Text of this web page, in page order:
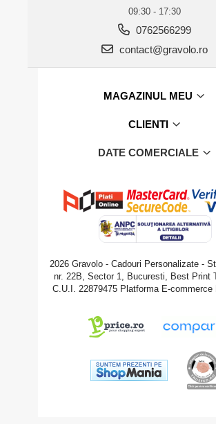
09:30 - 17:30
0762566299
contact@gravolo.ro
MAGAZINUL MEU
CLIENTI
DATE COMERCIALE
2026 Gravolo - Cadouri Personalizate -
nr. 22B, Sector 1, Bucuresti, Best Print
C.U.I. 22879475 Platforma E-commerce